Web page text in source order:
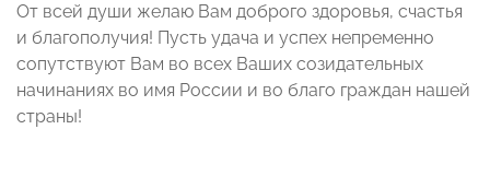
От всей души желаю Вам доброго здоровья, счастья
и благополучия! Пусть удача и успех непременно
сопутствуют Вам во всех Ваших созидательных
начинаниях во имя России и во благо граждан нашей
страны!